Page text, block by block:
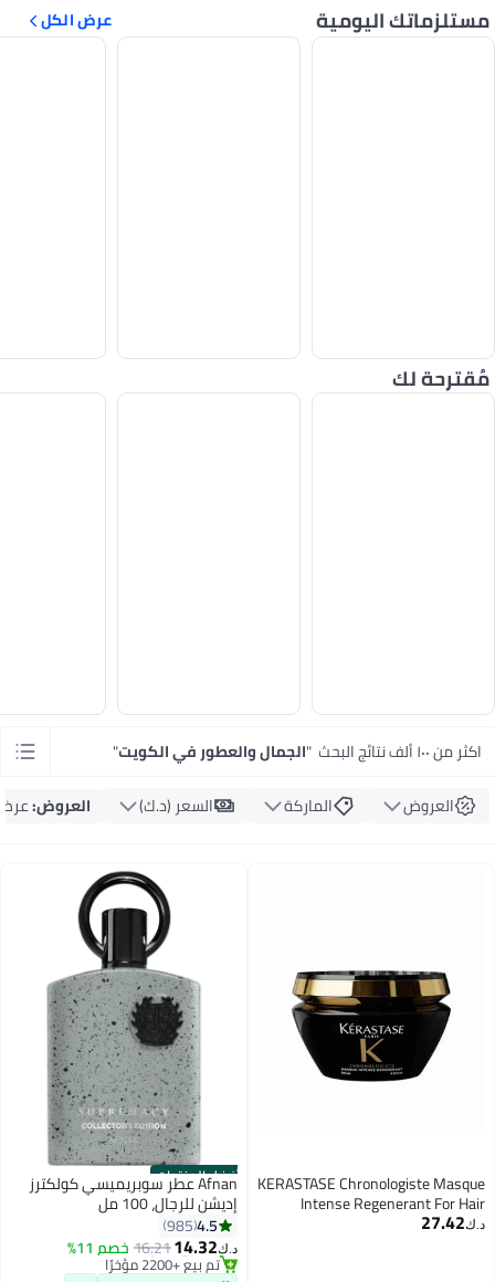
مستلزماتك اليومية عرض الكل
مُقترحة لك
اكثر من ١٠٠ ألف نتائج البحث "الجمال والعطور في الكويت"
العروض
الماركة السعر (د.ك‏) العروض:
KERASTASE Chronologiste Masque
Intense Regenerant For Hair
Weakened By Signs Of Aging 200
د.ك‏27.42
أفضل المنتجاتAfnan عطر سوبريميسي كولكترز
إديشن للرجال، 100 مل
4.5
985
د.ك‏14.32
16.21خصم 11%
#1 في عطر